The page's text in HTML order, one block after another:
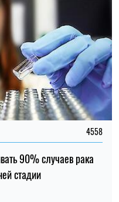
4558
90% случаев рака
стадии